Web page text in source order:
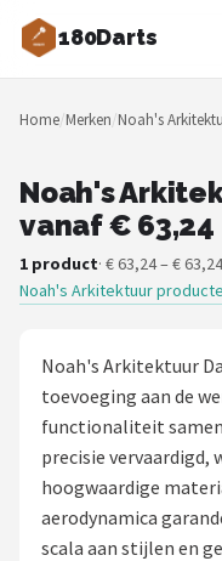
180Darts
Zoeken
NAVIGATIE
Merken
Blog
Toernooien
Spelregels
Uitgooilijst
Home/Merken/Noah's
Noah's
vanaf € 63,24
1 product· € 63,24 – €
Noah's Arkitektuur
Noah's Arkitektuur
toevoeging aan de
functionaliteit
precisie vervaardigd,
hoogwaardige
aerodynamica
scala aan stijlen en